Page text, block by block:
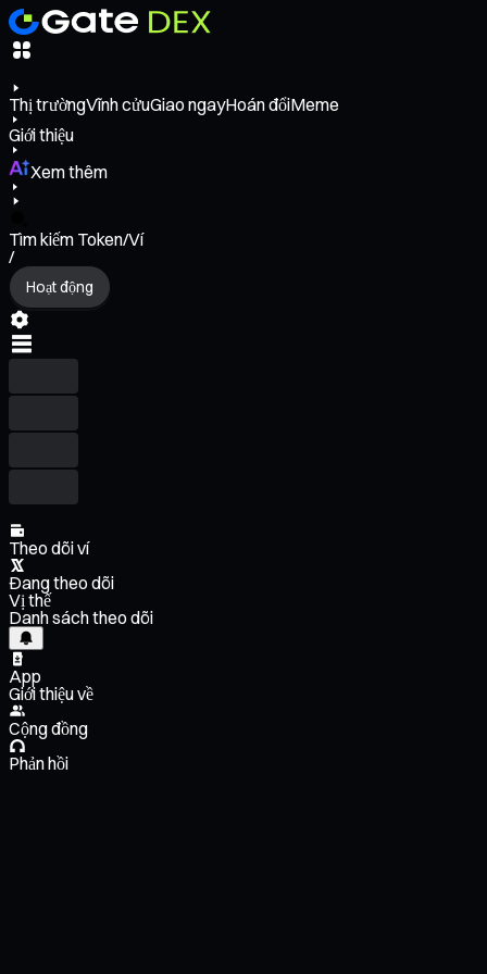
Thị trườngVĩnh cửuGiao ngayHoán đổiMeme
Giới thiệu
Xem thêm
Tìm kiếm Token/Ví
/
Hoạt động
Theo dõi ví
Đang theo dõi
Vị thế
Danh sách theo dõi
App
Giới thiệu về
Cộng đồng
Phản hồi